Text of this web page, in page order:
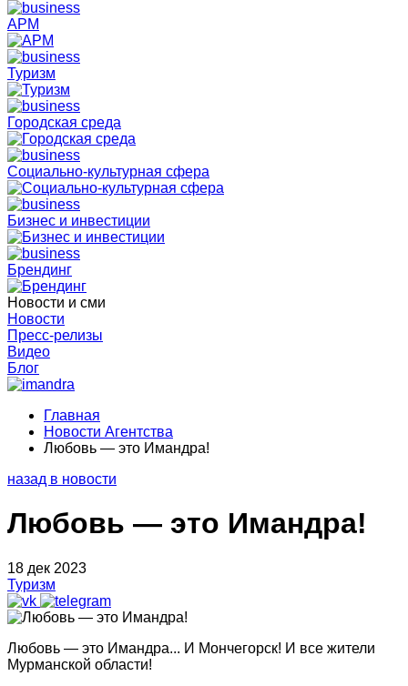
АРМ
Туризм
Городская среда
Социально-культурная сфера
Бизнес и инвестиции
Брендинг
Новости и сми
Новости
Пресс-релизы
Видео
Блог
Главная
Новости Агентства
Любовь — это Имандра!
назад в новости
Любовь — это Имандра!
18 дек 2023
Туризм
Любовь — это Имандра... И Мончегорск! И все жители
Мурманской области!